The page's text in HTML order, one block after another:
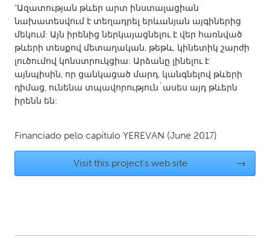
Amherstburg
Kingston
Kitchener-Waterloo
New Glasgow
Newmarket
Ottawa
South Shore
Toronto
Kuala Lumpur
"Ազատության թևեր արտ ինստալացիան
նախատեսվում է տեղադրել երևանյան այգիներից
մեկում: Այն իրենից ներկայացնելու է վեր հառնված
թևերի տեսքով մետաղական, թեթև, կինետիկ շարժի
լուծումով կոնստրուկցիա: Արձանը լինելու է
այնպիսին, որ ցանկացած մարդ, կանգնելով թևերի
դիմաց, ունենա տպավորություն`ասես այդ թևերն
իրենն են:
Financiado pelo capítulo YEREVAN (June 2017)
Visit this project's web site →